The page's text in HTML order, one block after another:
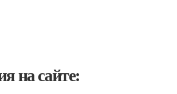
на сайте: